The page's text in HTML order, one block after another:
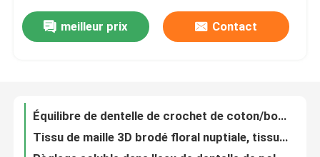
Au sujet de nous
Contrôle de qualité
meilleur prix Contact
Tissu de luxe de dentelle de fleur de la guipure 3D pour le pourpre de largeur de l'habillement 135cm